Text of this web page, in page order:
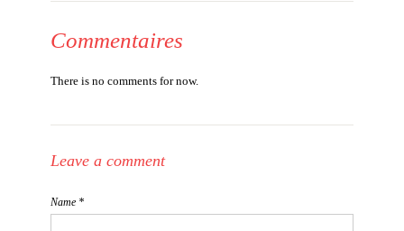
Commentaires
There is no comments for now.
Leave a comment
Name *